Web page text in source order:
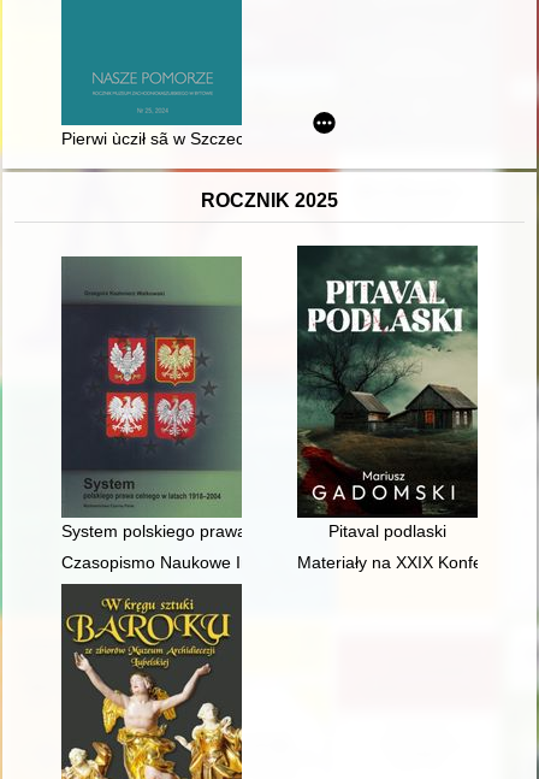
Pierwi ùcził sã w Szczecënie, to je nowé zdebłoò karierze
ROCZNIK 2025
System polskiego prawa celnego w latach 1918-2004
Pitaval podlaski
Czasopismo Naukowe Instytutu Studiów Kobiecych. 2025, [nr]
Materiały na XXIX